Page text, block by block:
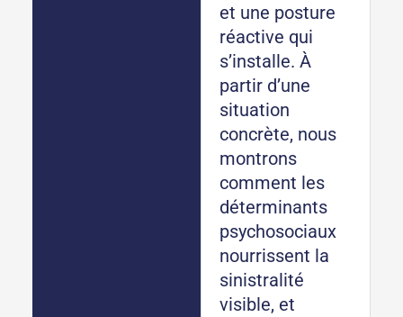
et une posture
réactive qui
s’installe. À
partir d’une
situation
concrète, nous
montrons
comment les
déterminants
psychosociaux
nourrissent la
sinistralité
visible, et